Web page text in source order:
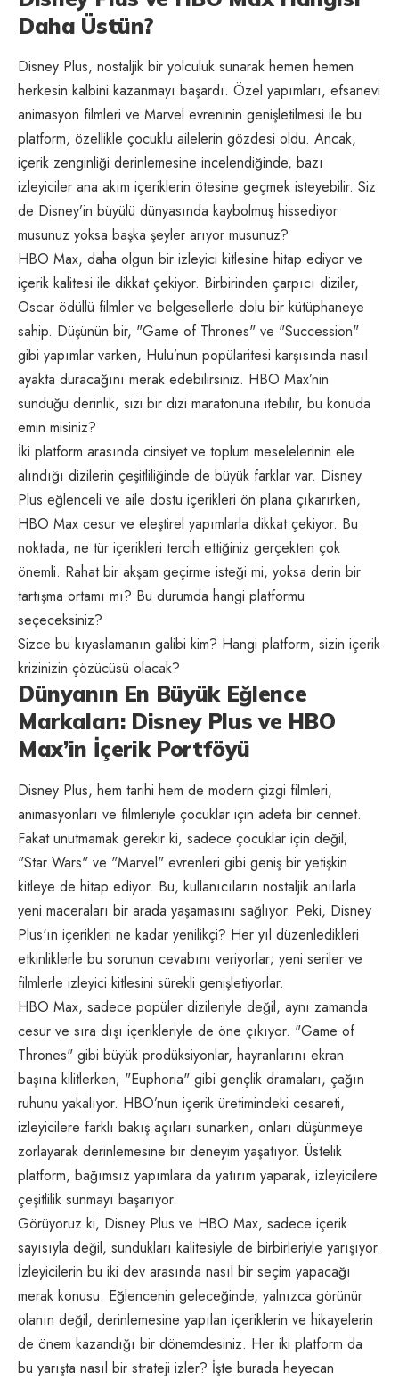
Daha Üstün?
Disney Plus, nostaljik bir yolculuk sunarak hemen hemen
herkesin kalbini kazanmayı başardı. Özel yapımları, efsanevi
animasyon filmleri ve Marvel evreninin genişletilmesi ile bu
platform, özellikle çocuklu ailelerin gözdesi oldu. Ancak,
içerik zenginliği derinlemesine incelendiğinde, bazı
izleyiciler ana akım içeriklerin ötesine geçmek isteyebilir. Siz
de Disney’in büyülü dünyasında kaybolmuş hissediyor
musunuz yoksa başka şeyler arıyor musunuz?
HBO Max, daha olgun bir izleyici kitlesine hitap ediyor ve
içerik kalitesi ile dikkat çekiyor. Birbirinden çarpıcı diziler,
Oscar ödüllü filmler ve belgesellerle dolu bir kütüphaneye
sahip. Düşünün bir, "Game of Thrones" ve "Succession"
gibi yapımlar varken, Hulu’nun popülaritesi karşısında nasıl
ayakta duracağını merak edebilirsiniz. HBO Max’nin
sunduğu derinlik, sizi bir dizi maratonuna itebilir, bu konuda
emin misiniz?
İki platform arasında cinsiyet ve toplum meselelerinin ele
alındığı dizilerin çeşitliliğinde de büyük farklar var. Disney
Plus eğlenceli ve aile dostu içerikleri ön plana çıkarırken,
HBO Max cesur ve eleştirel yapımlarla dikkat çekiyor. Bu
noktada, ne tür içerikleri tercih ettiğiniz gerçekten çok
önemli. Rahat bir akşam geçirme isteği mi, yoksa derin bir
tartışma ortamı mı? Bu durumda hangi platformu
seçeceksiniz?
Sizce bu kıyaslamanın galibi kim? Hangi platform, sizin içerik
krizinizin çözücüsü olacak?
Dünyanın En Büyük Eğlence
Markaları: Disney Plus ve HBO
Max’in İçerik Portföyü
Disney Plus, hem tarihi hem de modern çizgi filmleri,
animasyonları ve filmleriyle çocuklar için adeta bir cennet.
Fakat unutmamak gerekir ki, sadece çocuklar için değil;
"Star Wars" ve "Marvel" evrenleri gibi geniş bir yetişkin
kitleye de hitap ediyor. Bu, kullanıcıların nostaljik anılarla
yeni maceraları bir arada yaşamasını sağlıyor. Peki, Disney
Plus'ın içerikleri ne kadar yenilikçi? Her yıl düzenledikleri
etkinliklerle bu sorunun cevabını veriyorlar; yeni seriler ve
filmlerle izleyici kitlesini sürekli genişletiyorlar.
HBO Max, sadece popüler dizileriyle değil, aynı zamanda
cesur ve sıra dışı içerikleriyle de öne çıkıyor. "Game of
Thrones" gibi büyük prodüksiyonlar, hayranlarını ekran
başına kilitlerken; "Euphoria" gibi gençlik dramaları, çağın
ruhunu yakalıyor. HBO’nun içerik üretimindeki cesareti,
izleyicilere farklı bakış açıları sunarken, onları düşünmeye
zorlayarak derinlemesine bir deneyim yaşatıyor. Üstelik
platform, bağımsız yapımlara da yatırım yaparak, izleyicilere
çeşitlilik sunmayı başarıyor.
Görüyoruz ki, Disney Plus ve HBO Max, sadece içerik
sayısıyla değil, sundukları kalitesiyle de birbirleriyle yarışıyor.
İzleyicilerin bu iki dev arasında nasıl bir seçim yapacağı
merak konusu. Eğlencenin geleceğinde, yalnızca görünür
olanın değil, derinlemesine yapılan içeriklerin ve hikayelerin
de önem kazandığı bir dönemdesiniz. Her iki platform da
bu yarışta nasıl bir strateji izler? İşte burada heyecan